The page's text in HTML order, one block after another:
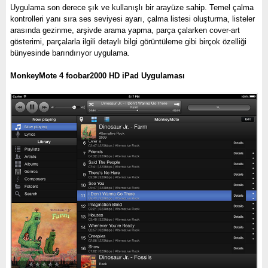
Uygulama son derece şık ve kullanışlı bir arayüze sahip. Temel çalma
kontrolleri yanı sıra ses seviyesi ayarı, çalma listesi oluşturma, listeler
arasında gezinme, arşivde arama yapma, parça çalarken cover-art
gösterimi, parçalarla ilgili detaylı bilgi görüntüleme gibi birçok özelliği
bünyesinde barındırıyor uygulama.
MonkeyMote 4 foobar2000 HD iPad Uygulaması